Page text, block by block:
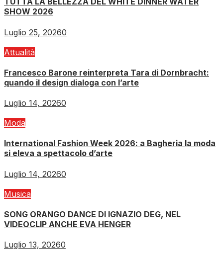
SHOW 2026
Luglio 25, 20260
Attualità
Francesco Barone reinterpreta Tara di Dornbracht:
quando il design dialoga con l’arte
Luglio 14, 20260
Moda
International Fashion Week 2026: a Bagheria la moda
si eleva a spettacolo d’arte
Luglio 14, 20260
Musica
SONG ORANGO DANCE DI IGNAZIO DEG, NEL
VIDEOCLIP ANCHE EVA HENGER
Luglio 13, 20260